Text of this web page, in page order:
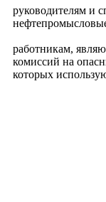
руководителям и
работникам,
комиссий на
которых